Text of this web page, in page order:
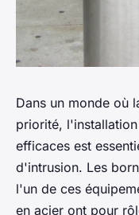
Dans un monde où
priorité,
efficaces est
d'intrusion. Les
l'un de ces
en acier ont pour